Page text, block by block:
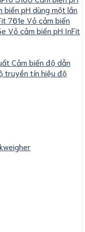
biến pH dùng một lần
761e Vỏ cảm biến
Vỏ cảm biến pH InFit
Cảm biến độ dẫn
truyền tín hiệu độ